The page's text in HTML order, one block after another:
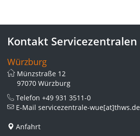
Kontakt Servicezentralen
Würzburg
Münzstraße 12
97070 Würzburg
Telefon +49 931 3511-0
E-Mail servicezentrale-wue[at]thws.de
Anfahrt